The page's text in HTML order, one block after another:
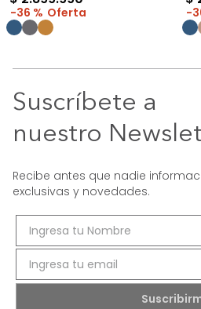
36 %
Suscríbete a
nuestro
Recibe antes que nadie
exclusivas y novedades.